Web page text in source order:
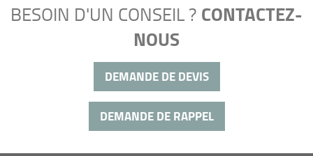
BESOIN D'UN CONSEIL ? CONTACTEZ-
NOUS
DEMANDE DE DEVIS
DEMANDE DE RAPPEL